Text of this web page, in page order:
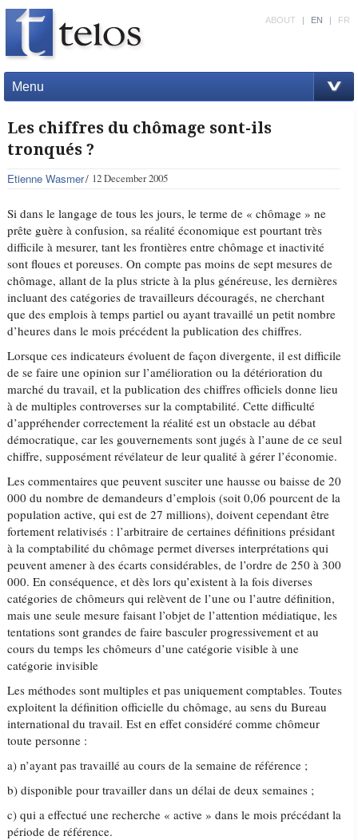
Menu
ABOUT | EN | FR
Les chiffres du chômage sont-ils
tronqués ?
Etienne Wasmer 12 December 2005
Si dans le langage de tous les jours, le terme de « chômage » ne
prête guère à confusion, sa réalité économique est pourtant très
difficile à mesurer, tant les frontières entre chômage et inactivité
sont floues et poreuses. On compte pas moins de sept mesures de
chômage, allant de la plus stricte à la plus généreuse, les dernières
incluant des catégories de travailleurs découragés, ne cherchant
que des emplois à temps partiel ou ayant travaillé un petit nombre
d’heures dans le mois précédent la publication des chiffres.
Lorsque ces indicateurs évoluent de façon divergente, il est difficile
de se faire une opinion sur l’amélioration ou la détérioration du
marché du travail, et la publication des chiffres officiels donne lieu
à de multiples controverses sur la comptabilité. Cette difficulté
d’appréhender correctement la réalité est un obstacle au débat
démocratique, car les gouvernements sont jugés à l’aune de ce seul
chiffre, supposément révélateur de leur qualité à gérer l’économie.
Les commentaires que peuvent susciter une hausse ou baisse de 20
000 du nombre de demandeurs d’emplois (soit 0,06 pourcent de la
population active, qui est de 27 millions), doivent cependant être
fortement relativisés : l’arbitraire de certaines définitions présidant
à la comptabilité du chômage permet diverses interprétations qui
peuvent amener à des écarts considérables, de l’ordre de 250 à 300
000. En conséquence, et dès lors qu’existent à la fois diverses
catégories de chômeurs qui relèvent de l’une ou l’autre définition,
mais une seule mesure faisant l’objet de l’attention médiatique, les
tentations sont grandes de faire basculer progressivement et au
cours du temps les chômeurs d’une catégorie visible à une
catégorie invisible
Les méthodes sont multiples et pas uniquement comptables. Toutes
exploitent la définition officielle du chômage, au sens du Bureau
international du travail. Est en effet considéré comme chômeur
toute personne :
a) n’ayant pas travaillé au cours de la semaine de référence ;
b) disponible pour travailler dans un délai de deux semaines ;
c) qui a effectué une recherche « active » dans le mois précédant la
période de référence.